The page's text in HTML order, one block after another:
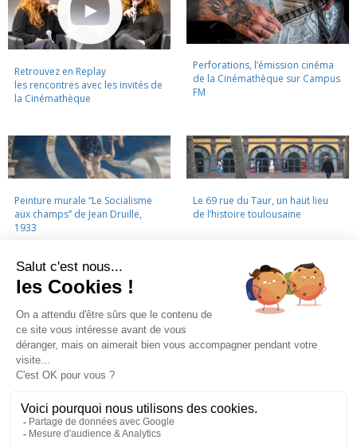
Retrouvez en Replay
les rencontres avec les invités de
la Cinémathèque
Perforations, l’émission cinéma
de la Cinémathèque sur Campus
FM
Peinture murale “Le Socialisme
aux champs” de Jean Druille,
1933
Le 69 rue du Taur, un haut lieu
de l’histoire toulousaine
LA CINÉMATHÈQUE · CONTACTS · LETTRE D'INFORMATION ·
MENTIONS LÉGALES
La Cinémathèque de Toulouse